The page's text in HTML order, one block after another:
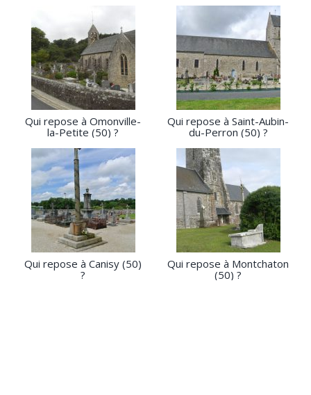
Qui repose à Omonville-
la-Petite (50) ?
Qui repose à Saint-Aubin-
du-Perron (50) ?
Qui repose à Canisy (50)
?
Qui repose à Montchaton
(50) ?